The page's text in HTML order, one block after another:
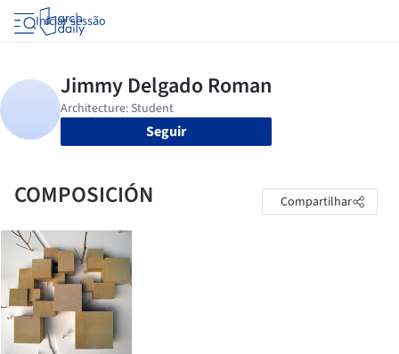
Iniciar sessão
Seguir
COMPOSICIÓN Compartilhar